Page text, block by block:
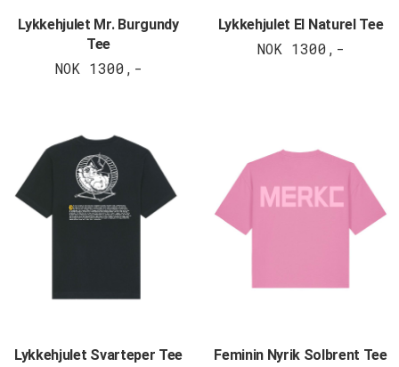
Lykkehjulet Mr. Burgundy
Tee
NOK 1300,-
Lykkehjulet El Naturel Tee
NOK 1300,-
Lykkehjulet Svarteper Tee Feminin Nyrik Solbrent Tee